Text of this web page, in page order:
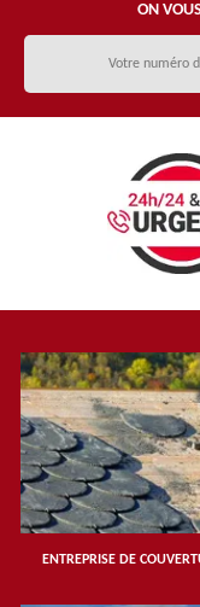
ON
ENTREPRISE DE